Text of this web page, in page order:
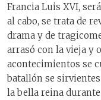
Francia Luis XVI,
al cabo, se trata de
drama y de
arrasó con la vieja y
acontecimientos se
batallón se
la bella reina